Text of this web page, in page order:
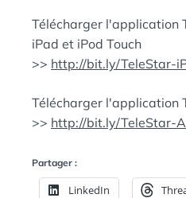
Télécharger l'application
iPad et iPod Touch
>> http://bit.ly/TeleStar-
Télécharger l'application
>> http://bit.ly/TeleStar-
Partager :
LinkedIn